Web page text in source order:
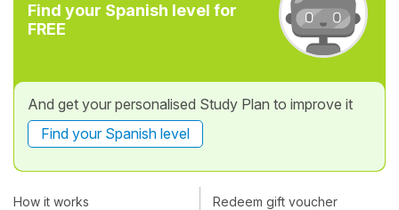
Find your Spanish level for
FREE
And get your personalised Study Plan to improve it
Find your Spanish level
How it works
Redeem gift voucher